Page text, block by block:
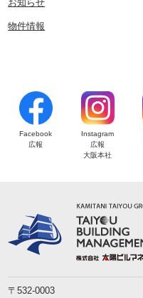
お知らせ
物件情報
Facebook
広報
Instagram
広報
大阪本社
〒532-0003